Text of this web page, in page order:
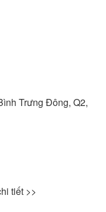
Trưng Đông, Q2,
tiết >>